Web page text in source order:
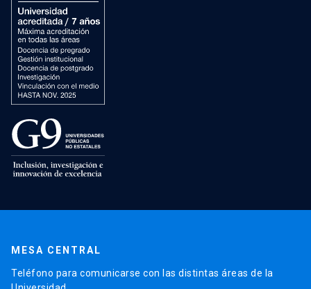
MESA CENTRAL
Teléfono para comunicarse con las distintas áreas de la